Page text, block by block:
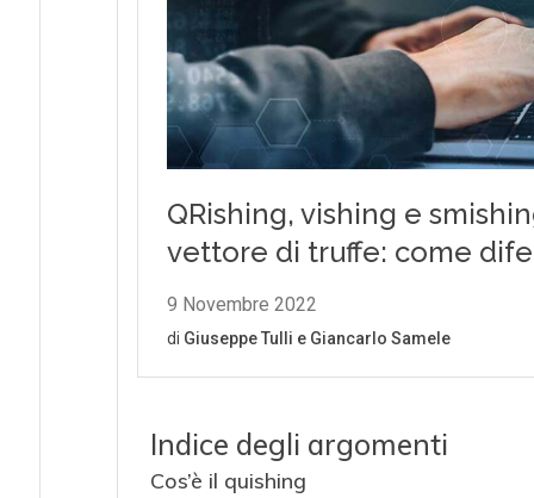
Indice degli argomenti
Cos’è il quishing